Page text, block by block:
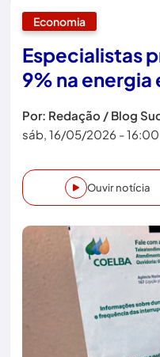
Economia
Especialistas
9% na
Por: Redação / Blog
sáb, 16/05/2026 - 16:00
Ouvir notícia